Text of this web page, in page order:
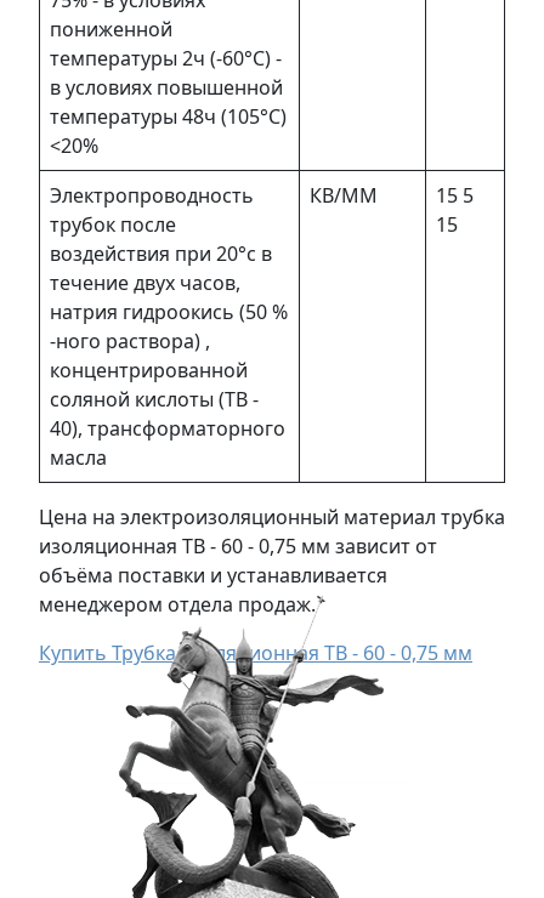
пониженной
температуры 2ч (-60°С) -
в условиях повышенной
температуры 48ч (105°С)
<20%
Электропроводность
трубок после
воздействия при 20°с в
течение двух часов,
натрия гидроокись (50 %
-ного раствора) ,
концентрированной
соляной кислоты (ТВ -
40), трансформаторного
масла
КВ/ММ
15 5
15
Цена на электроизоляционный материал трубка
изоляционная ТВ - 60 - 0,75 мм зависит от
объёма поставки и устанавливается
менеджером отдела продаж.
Купить Трубка изоляционная ТВ - 60 - 0,75 мм